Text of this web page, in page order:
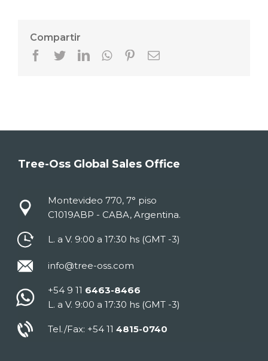
Compartir
Facebook
TwitterLinkedInWhatsapp
Pinterest
Email
Tree-Oss Global Sales Office
Montevideo 770, 7° piso
C1019ABP - CABA, Argentina.
L. a V. 9:00 a 17:30 hs (GMT -3)
info@tree-oss.com
+54 9 11 6463-8466
L. a V. 9:00 a 17:30 hs (GMT -3)
Tel./Fax: +54 11 4815-0740